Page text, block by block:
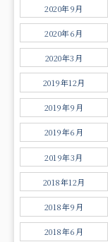
2020年9月
2020年6月
2020年3月
2019年12月
2019年9月
2019年6月
2019年3月
2018年12月
2018年9月
2018年6月